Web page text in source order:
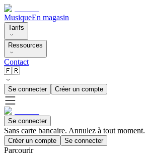
MusiqueEn magasin
Tarifs
Ressources
Contact
🇫🇷
Se connecter Créer un compte
Se connecter
Sans carte bancaire. Annulez à tout moment.
Créer un compte Se connecter
Parcourir